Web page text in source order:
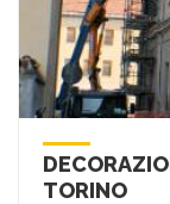
TORINO